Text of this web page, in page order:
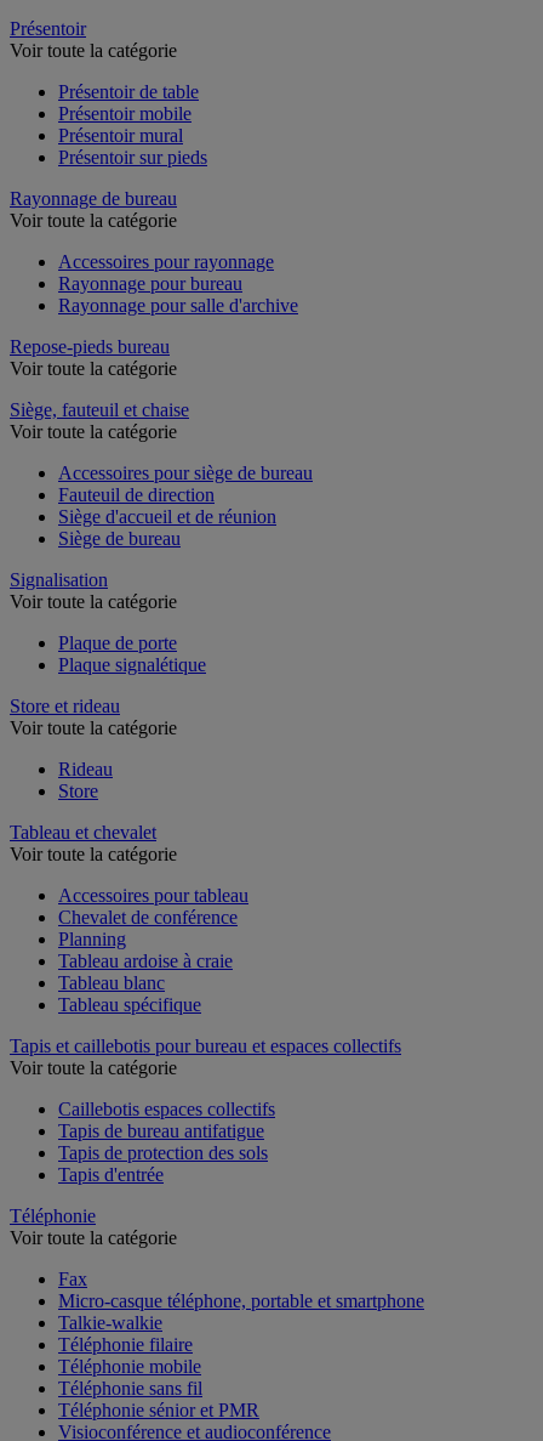
Présentoir
Présentoir de table
Présentoir mobile
Présentoir mural
Rayonnage de bureau
Accessoires pour rayonnage
Rayonnage pour bureau
Repose-pieds bureau
Siège, fauteuil et chaise
Accessoires pour siège de bureau
Fauteuil de direction
Siège d'accueil et de réunion
Signalisation
Plaque de porte
Store et rideau
Rideau
Tableau et chevalet
Accessoires pour tableau
Chevalet de conférence
Planning
Tableau ardoise à craie
Tableau blanc
Tapis et caillebotis pour bureau et espaces collectifs
Caillebotis espaces collectifs
Tapis de bureau antifatigue
Tapis de protection des sols
Téléphonie
Fax
Micro-casque téléphone, portable et smartphone
Talkie-walkie
Téléphonie filaire
Téléphonie mobile
Téléphonie sans fil
Téléphonie sénior et PMR